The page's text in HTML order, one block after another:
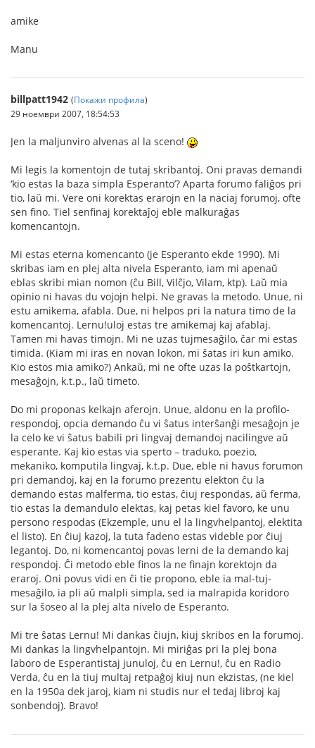
amike
Manu
billpatt1942 (Покажи профила)
29 ноември 2007, 18:54:53
Jen la maljunviro alvenas al la sceno!
Mi legis la komentojn de tutaj skribantoj. Oni pravas demandi
‘kio estas la baza simpla Esperanto’? Aparta forumo faliĝos pri
tio, laŭ mi. Vere oni korektas erarojn en la naciaj forumoj, ofte
sen fino. Tiel senfinaj korektaĵoj eble malkuraĝas
komencantojn.
Mi estas eterna komencanto (je Esperanto ekde 1990). Mi
skribas iam en plej alta nivela Esperanto, iam mi apenaŭ
eblas skribi mian nomon (ĉu Bill, Vilĉjo, Vilam, ktp). Laŭ mia
opinio ni havas du vojojn helpi. Ne gravas la metodo. Unue, ni
estu amikema, afabla. Due, ni helpos pri la natura timo de la
komencantoj. Lernu!uloj estas tre amikemaj kaj afablaj.
Tamen mi havas timojn. Mi ne uzas tujmesaĝilo, ĉar mi estas
timida. (Kiam mi iras en novan lokon, mi ŝatas iri kun amiko.
Kio estos mia amiko?) Ankaŭ, mi ne ofte uzas la poŝtkartojn,
mesaĝojn, k.t.p., laŭ timeto.
Do mi proponas kelkajn aferojn. Unue, aldonu en la profilo-
respondoj, opcia demando ĉu vi ŝatus interŝanĝi mesaĝojn je
la celo ke vi ŝatus babili pri lingvaj demandoj nacilingve aŭ
esperante. Kaj kio estas via sperto – traduko, poezio,
mekaniko, komputila lingvaj, k.t.p. Due, eble ni havus forumon
pri demandoj, kaj en la forumo prezentu elekton ĉu la
demando estas malferma, tio estas, ĉiuj respondas, aŭ ferma,
tio estas la demandulo elektas, kaj petas kiel favoro, ke unu
persono respodas (Ekzemple, unu el la lingvhelpantoj, elektita
el listo). En ĉiuj kazoj, la tuta fadeno estas videble por ĉiuj
legantoj. Do, ni komencantoj povas lerni de la demando kaj
respondoj. Ĉi metodo eble finos la ne finajn korektojn da
eraroj. Oni povus vidi en ĉi tie propono, eble ia mal-tuj-
mesaĝilo, ia pli aŭ malpli simpla, sed ia malrapida koridoro
sur la ŝoseo al la plej alta nivelo de Esperanto.
Mi tre ŝatas Lernu! Mi dankas ĉiujn, kiuj skribos en la forumoj.
Mi dankas la lingvhelpantojn. Mi miriĝas pri la plej bona
laboro de Esperantistaj junuloj, ĉu en Lernu!, ĉu en Radio
Verda, ĉu en la tiuj multaj retpaĝoj kiuj nun ekzistas, (ne kiel
en la 1950a dek jaroj, kiam ni studis nur el tedaj libroj kaj
sonbendoj). Bravo!